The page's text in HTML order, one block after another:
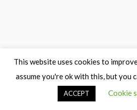
This website uses cookies to
assume you're ok with this, but you
Cookie
ACCEPT